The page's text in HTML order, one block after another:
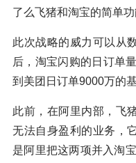
了么飞猪和淘宝的简单
此次战略的威力可以从
后，淘宝闪购的日订单
到美团日订单9000万的基
此前，在阿里内部，飞
无法自身盈利的业务，
是阿里把这两项并入淘